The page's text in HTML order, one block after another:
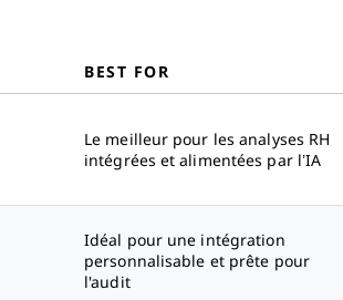
BEST FOR
Le meilleur pour les analyses RH
intégrées et alimentées par l’IA
Idéal pour une intégration
personnalisable et prête pour
l'audit